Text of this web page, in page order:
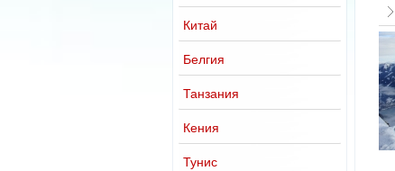
Китай
Белгия
Танзания
Кения
Тунис